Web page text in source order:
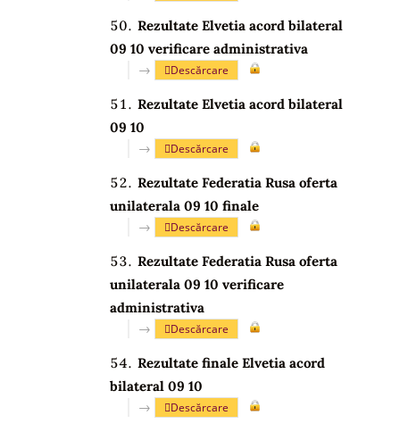
Rezultate Elvetia acord bilateral
09 10 verificare administrativa
→ Descărcare
Rezultate Elvetia acord bilateral
09 10
→ Descărcare
Rezultate Federatia Rusa oferta
unilaterala 09 10 finale
→ Descărcare
Rezultate Federatia Rusa oferta
unilaterala 09 10 verificare
administrativa
→ Descărcare
Rezultate finale Elvetia acord
bilateral 09 10
→ Descărcare